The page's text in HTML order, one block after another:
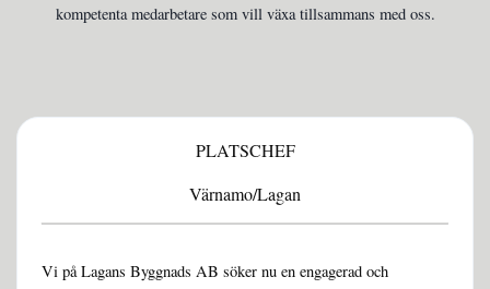
kompetenta medarbetare som vill växa tillsammans med oss.
PLATSCHEF
Värnamo/Lagan
Vi på Lagans Byggnads AB söker nu en engagerad och